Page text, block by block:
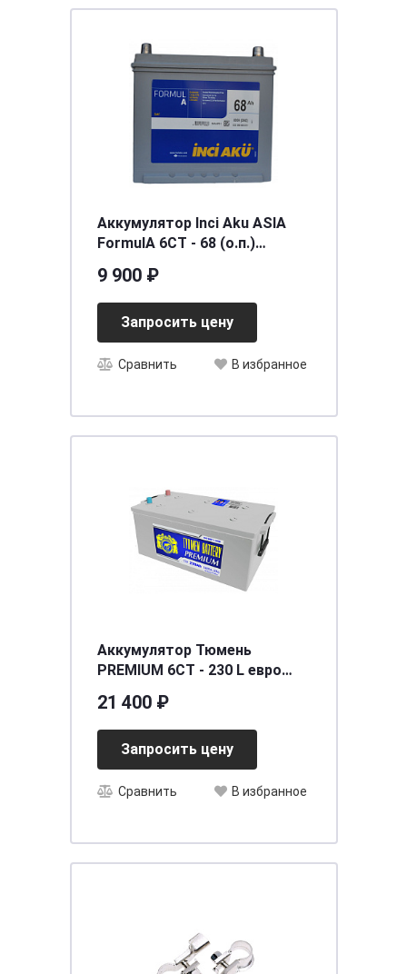
Аккумулятор Inci Aku ASIA
FormulА 6СТ - 68 (о.п.)
9 900 ₽
Запросить цену
Сравнить В избранное
Аккумулятор Тюмень
PREMIUM 6СТ - 230 L евро
21 400 ₽
Запросить цену
Сравнить В избранное